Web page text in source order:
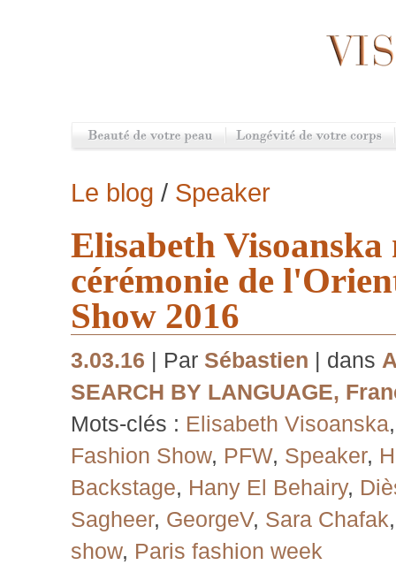
Le blog / Speaker
Elisabeth Visoanska
cérémonie de
Show 2016
3.03.16 | Par Sébastien | dans
SEARCH BY LANGUAGE,
Mots-clés : Elisabeth Visoanska
Fashion Show, PFW, Speaker,
Backstage, Hany El Behairy,
Sagheer, GeorgeV, Sara Chafak
show, Paris fashion week